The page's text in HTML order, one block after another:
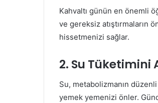
Kahvaltı günün en önemli
ve gereksiz atıştırmaların
hissetmenizi sağlar.
2. Su Tüketimini
Su, metabolizmanın
yemek yemenizi önler.